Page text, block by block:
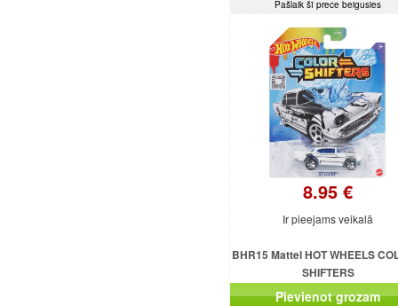
Pašlaik šī prece beigusies
8.95 €
Ir pieejams veikalā
BHR15 Mattel HOT WHEELS
SHIFTERS
Pievienot grozam